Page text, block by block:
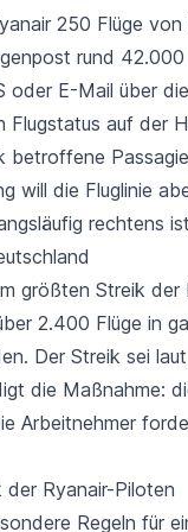
250 Flüge
rund 42.000
oder E-Mail über
Flugstatus auf der
betroffene
will die Fluglinie
rechtens
größten Streik
2.400 Flüge in
Der Streik sei
die Maßnahme:
Arbeitnehmer
der Ryanair-Piloten
Regeln für